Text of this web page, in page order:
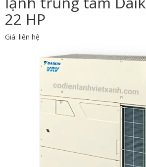
22 HP
Giá: liên hệ